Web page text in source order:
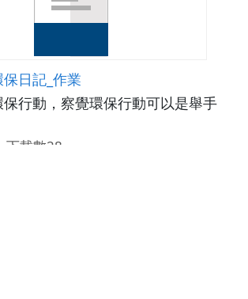
日記_作業
行動，察覺環保行動可以是舉手
下載數28